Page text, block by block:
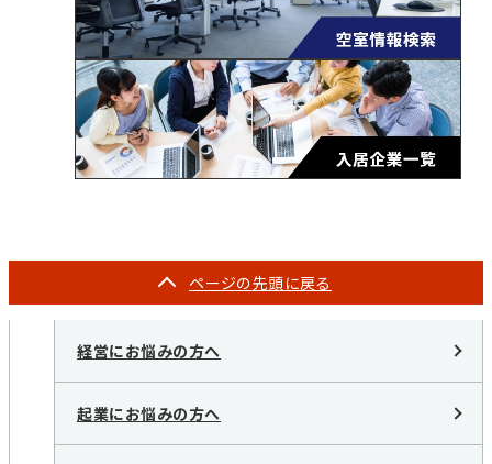
ページの先頭に戻る
経営にお悩みの方へ
起業にお悩みの方へ